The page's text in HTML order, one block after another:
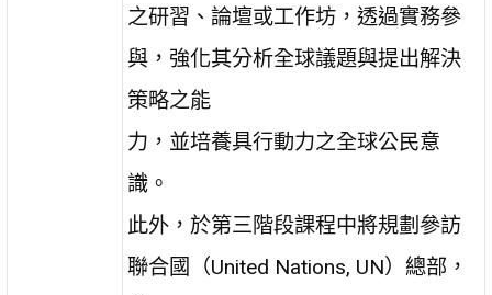
之研習、論壇或工作坊，透過實務參
與，強化其分析全球議題與提出解決
策略之能
力，並培養具行動力之全球公民意
識。
此外，於第三階段課程中將規劃參訪
聯合國（United Nations, UN）總部，